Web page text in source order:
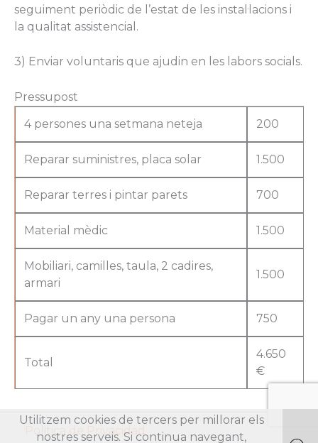
seguiment periòdic de l’estat de les instal·lacions i
la qualitat assistencial.
3) Enviar voluntaris que ajudin en les labors socials.
Pressupost
4 persones una setmana neteja
200
Reparar suministres, placa solar 1.500
Reparar terres i pintar parets 700
Material mèdic 1.500
Mobiliari, camilles, taula, 2 cadires,
armari
1.500
Pagar un any una persona 750
Total
4.650
€
Politica de Privacidad
Utilitzem cookies de tercers per millorar els
nostres serveis. Si continua navegant,